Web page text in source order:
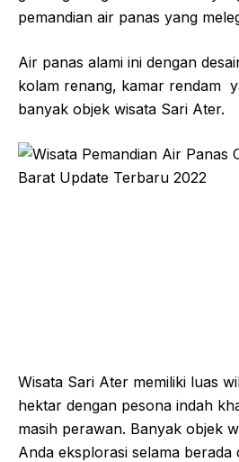
pemandian air panas yang
Air panas alami ini dengan
kolam renang, kamar rendam
banyak objek wisata Sari Ater.
Wisata Sari Ater memiliki luas
hektar dengan pesona indah
masih perawan. Banyak objek
Anda eksplorasi selama berada